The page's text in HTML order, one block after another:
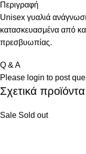
Περιγραφή
Unisex γυαλιά
κατασκευασμένα από
πρεσβυωπίας.
Q & A
Please login to post
Σχετικά προϊόντα
Sale Sold out